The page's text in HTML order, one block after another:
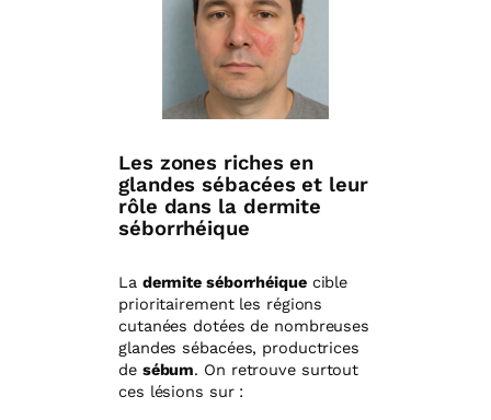
Les zones riches en
glandes sébacées et leur
rôle dans la dermite
séborrhéique
La dermite séborrhéiquecible
prioritairement les régions
cutanées dotées de nombreuses
glandes sébacées, productrices
de sébum. On retrouve surtout
ces lésions sur :